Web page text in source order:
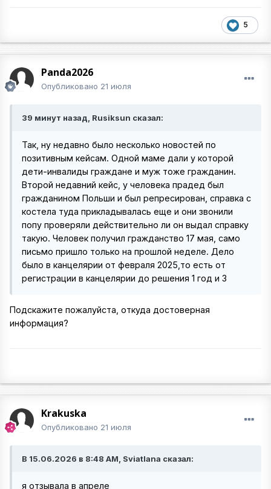
5
Panda2026
Опубликовано 21 июля
39 минут назад, Rusiksun сказал:
Так, ну недавно было несколько новостей по
позитивным кейсам. Одной маме дали у которой
дети-инвалиды граждане и муж тоже гражданин.
Второй недавний кейс, у человека прадед был
гражданином Польши и был репресирован, справка с
костела туда прикладывалась еще и они звонили
попу проверяли действительно ли он выдал справку
такую. Человек получил гражданство 17 мая, само
письмо пришло только на прошлой неделе. Дело
было в канцелярии от февраля 2025,то есть от
регистрации в канцелярии до решения 1 год и 3
Подскажите пожалуйста, откуда достоверная
информация?
Krakuska
Опубликовано 21 июля
В 15.06.2026 в 8:48 AM, Sviatlana сказал:
я отзывала в апреле